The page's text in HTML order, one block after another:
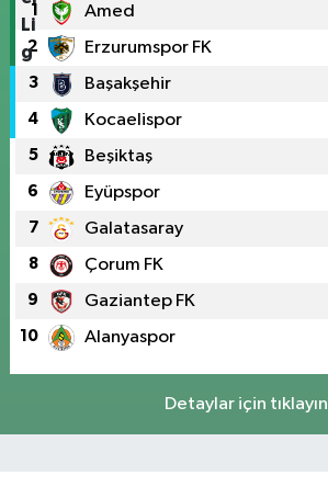
1 Amed
2 Erzurumspor FK
3 Başakşehir
4 Kocaelispor
5 Beşiktaş
6 Eyüpspor
7 Galatasaray
8 Çorum FK
9 Gaziantep FK
10 Alanyaspor
Detaylar için tıklayın